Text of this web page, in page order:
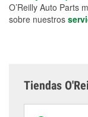
O’Reilly Auto Parts
sobre nuestros
Tiendas